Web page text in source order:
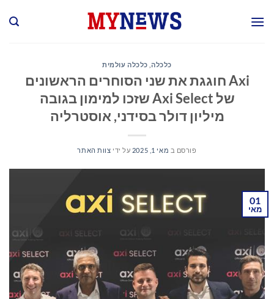
כלכלה, כלכלה עולמית
Axi חוגגת את שני הסוחרים הראשונים
של Axi Select שזכו למימון בגובה
מיליון דולר בסידני, אוסטרליה
פורסם ב מאי 1, 2025 על ידי צוות האתר
01
מאי